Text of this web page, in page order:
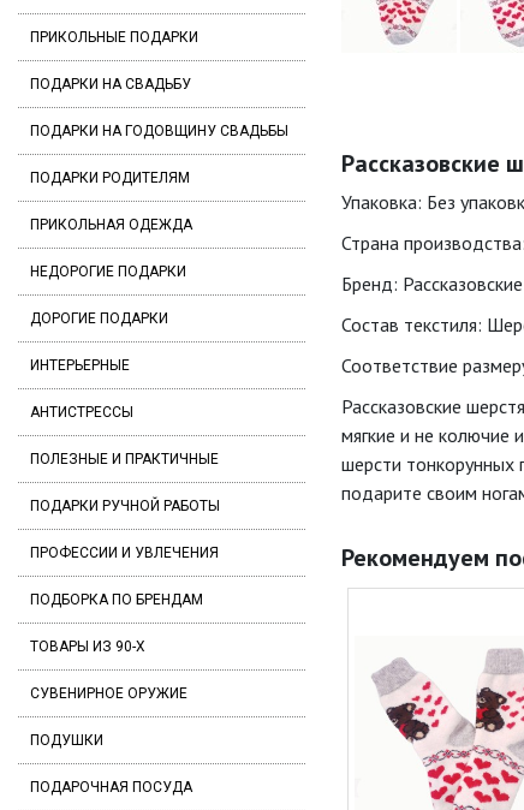
ПРИКОЛЬНЫЕ ПОДАРКИ
ПОДАРКИ НА СВАДЬБУ
ПОДАРКИ НА ГОДОВЩИНУ СВАДЬБЫ
ПОДАРКИ РОДИТЕЛЯМ
ПРИКОЛЬНАЯ ОДЕЖДА
НЕДОРОГИЕ ПОДАРКИ
ДОРОГИЕ ПОДАРКИ
ИНТЕРЬЕРНЫЕ
АНТИСТРЕССЫ
ПОЛЕЗНЫЕ И ПРАКТИЧНЫЕ
ПОДАРКИ РУЧНОЙ РАБОТЫ
ПРОФЕССИИ И УВЛЕЧЕНИЯ
ПОДБОРКА ПО БРЕНДАМ
ТОВАРЫ ИЗ 90-Х
СУВЕНИРНОЕ ОРУЖИЕ
ПОДУШКИ
ПОДАРОЧНАЯ ПОСУДА
Рассказовские
Упаковка: Без
Страна
Бренд:
Состав текстиля:
Соответствие
Рассказовские
мягкие и не колючие
шерсти тонкорунных
подарите своим
Рекомендуем